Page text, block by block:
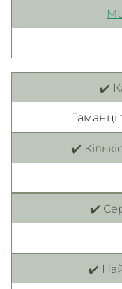
✔️
Гаманці
✔️
✔️
✔️